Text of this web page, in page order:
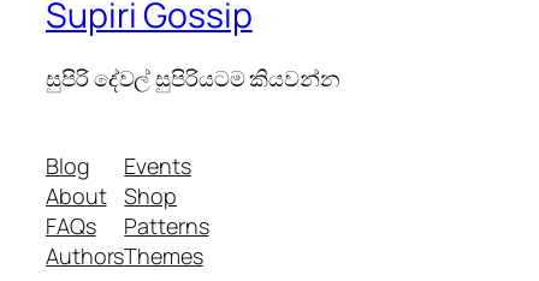
Supiri Gossip
සුපිරි දේවල් සුපිරියටම කියවන්න
Blog
About
FAQs
Authors
Events
Shop
Patterns
Themes